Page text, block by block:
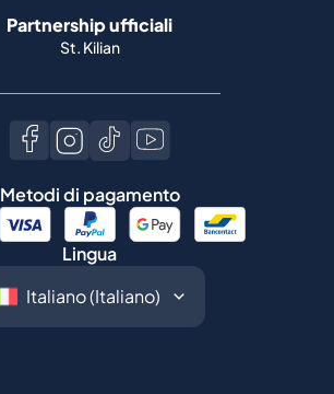
Partnership ufficiali
St. Kilian
Metodi di pagamento
Lingua